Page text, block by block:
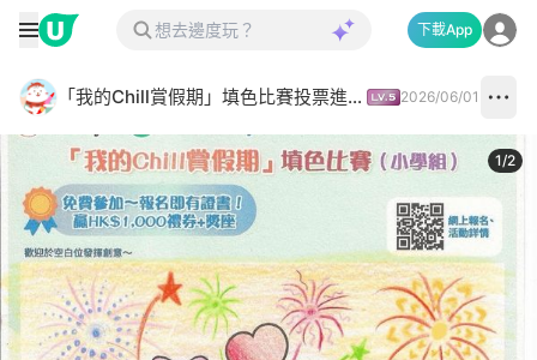
下載App
「我的Chill賞假期」填色比賽投票進行中✅ 2026/06/01
1/2